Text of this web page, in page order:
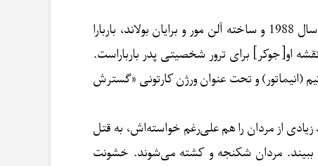
سال 1988 و ساخته آلن مور و برایان بولاند، باربارا
او[جوکر] برای ترور شخصیتی پدر بارباراست.
(انیماتور) و تحت عنوان ورژن کارتونی «گسترش
از مردان را هم علی‌رغم خواسته‌اش، به قتل
مردان شکنجه و کشته می‌شوند. خشونت